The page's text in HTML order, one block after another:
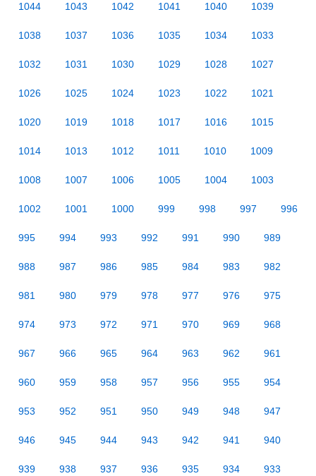
1044 1043 1042 1041 1040 1039
1038 1037 1036 1035 1034 1033
1032 1031 1030 1029 1028 1027
1026 1025 1024 1023 1022 1021
1020 1019 1018 1017 1016 1015
1014 1013 1012 1011 1010 1009
1008 1007 1006 1005 1004 1003
1002 1001 1000 999 998 997 996
995 994 993 992 991 990 989
988 987 986 985 984 983 982
981 980 979 978 977 976 975
974 973 972 971 970 969 968
967 966 965 964 963 962 961
960 959 958 957 956 955 954
953 952 951 950 949 948 947
946 945 944 943 942 941 940
939 938 937 936 935 934 933